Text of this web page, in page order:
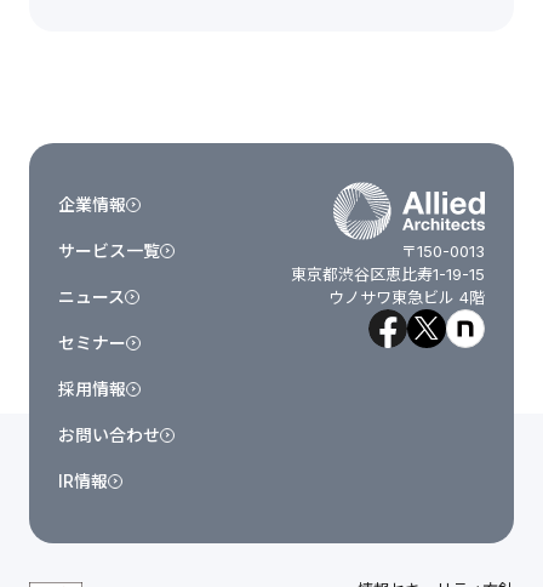
〒150-0013
東京都渋谷区恵比寿1-19-15
ウノサワ東急ビル 4階
企業情報
サービス一覧
ニュース
セミナー
採用情報
お問い合わせ
IR情報